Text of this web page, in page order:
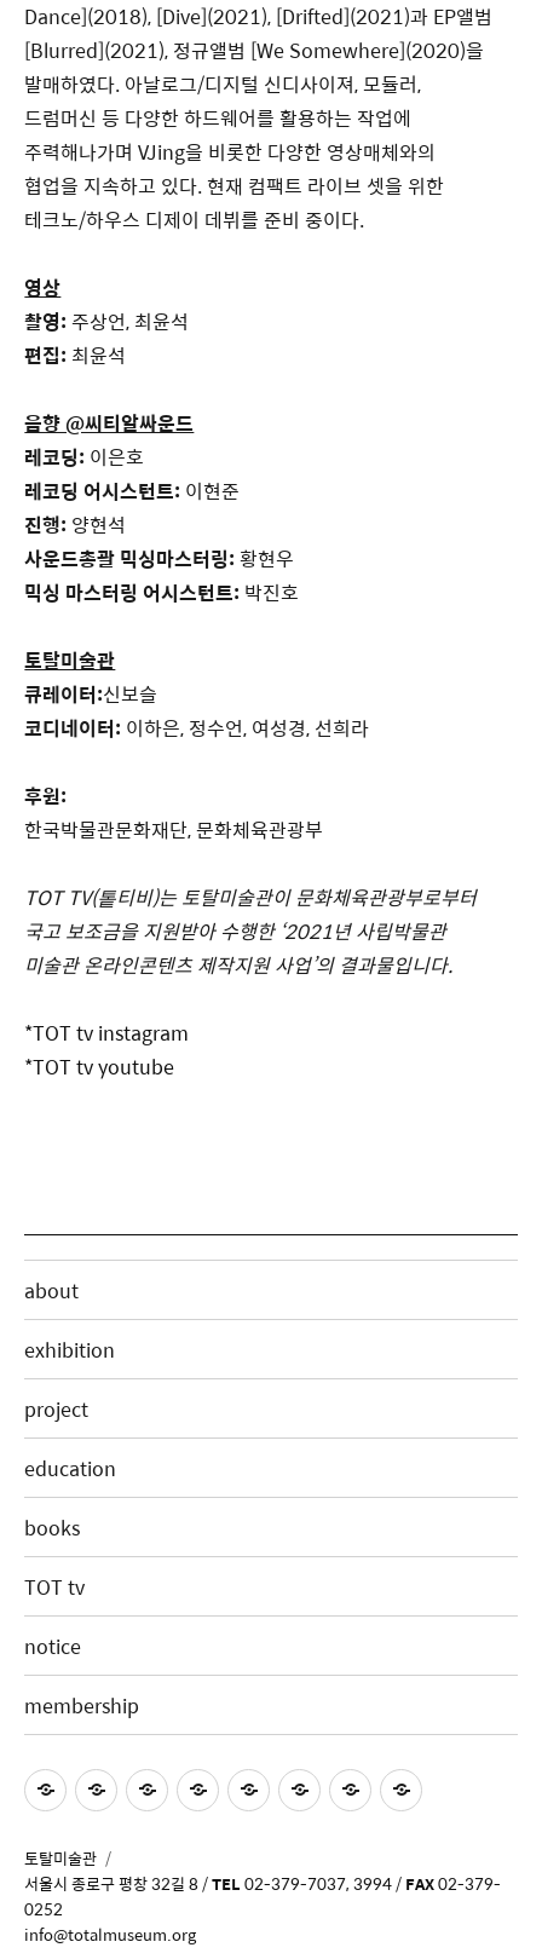
Dance](2018), [Dive](2021), [Drifted](2021)과 EP앨범
[Blurred](2021), 정규앨범 [We Somewhere](2020)을
발매하였다. 아날로그/디지털 신디사이져, 모듈러,
드럼머신 등 다양한 하드웨어를 활용하는 작업에
주력해나가며 VJing을 비롯한 다양한 영상매체와의
협업을 지속하고 있다. 현재 컴팩트 라이브 셋을 위한
테크노/하우스 디제이 데뷔를 준비 중이다.
영상
촬영: 주상언, 최윤석
편집: 최윤석
음향 @씨티알싸운드
레코딩: 이은호
레코딩 어시스턴트: 이현준
진행: 양현석
사운드총괄 믹싱마스터링: 황현우
믹싱 마스터링 어시스턴트: 박진호
토탈미술관
큐레이터:신보슬
코디네이터: 이하은, 정수언, 여성경, 선희라
후원:
한국박물관문화재단, 문화체육관광부
TOT TV(톹티비)는 토탈미술관이 문화체육관광부로부터
국고 보조금을 지원받아 수행한 ‘2021년 사립박물관
미술관 온라인콘텐츠 제작지원 사업’의 결과물입니다.
*TOT tv instagram
*TOT tv youtube
about
exhibition
project
education
books
TOT tv
notice
membership
토탈미술관
서울시 종로구 평창 32길 8 /TEL02-379-7037, 3994 /FAX02-379-
0252
info@totalmuseum.org